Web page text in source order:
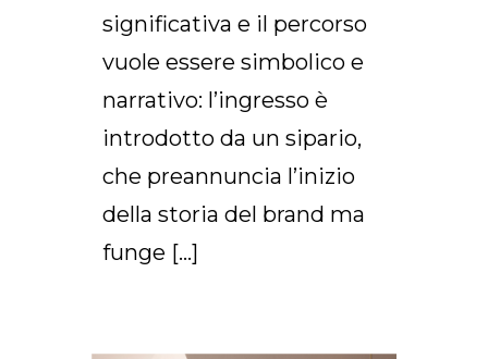
significativa e il percorso
vuole essere simbolico e
narrativo: l’ingresso è
introdotto da un sipario,
che preannuncia l’inizio
della storia del brand ma
funge […]